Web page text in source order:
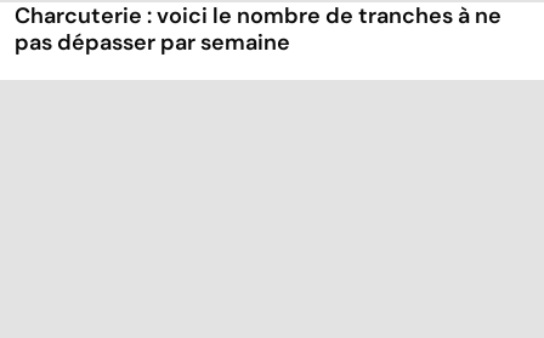
Charcuterie : voici le nombre de tranches à ne
pas dépasser par semaine